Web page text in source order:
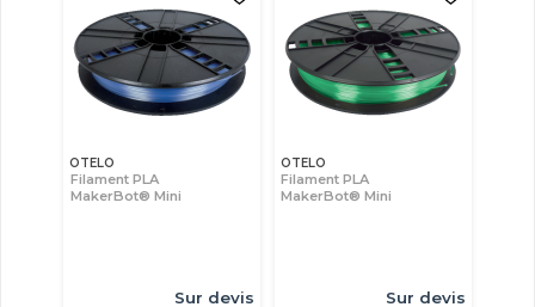
OTELO
Filament PLA
MakerBot® Mini
Sur devis
OTELO
Filament PLA
MakerBot® Mini
Sur devis